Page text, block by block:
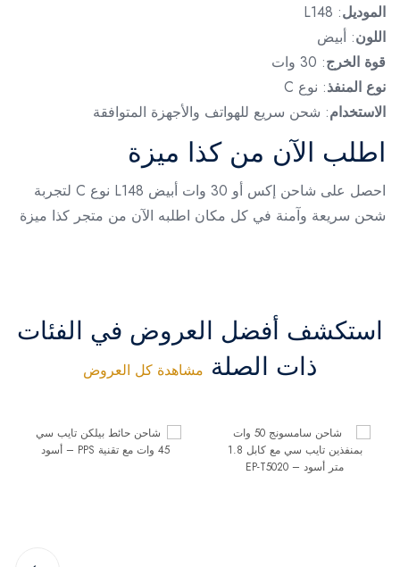
الموديل: L148
اللون: أبيض
قوة الخرج: 30 وات
نوع المنفذ: نوع C
الاستخدام: شحن سريع للهواتف والأجهزة المتوافقة
اطلب الآن من كذا ميزة
احصل على شاحن إكس أو 30 وات أبيض L148 نوع C لتجربة
شحن سريعة وآمنة في كل مكان اطلبه الآن من متجر كذا ميزة
استكشف أفضل العروض في الفئات
ذات الصلة مشاهدة كل العروض